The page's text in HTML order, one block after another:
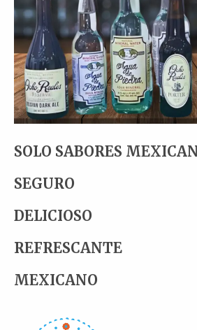
SOLO SABORES
SEGURO
DELICIOSO
REFRESCANTE
MEXICANO